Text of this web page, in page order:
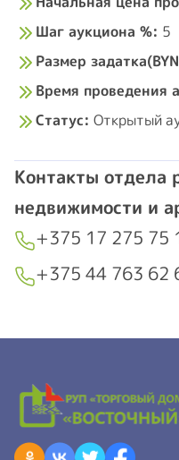
Шаг аукциона %: 5
Размер
Время проведения
Статус: Открытый
Контакты отдела
недвижимости и
+375 17 275 75
+375 44 763 62